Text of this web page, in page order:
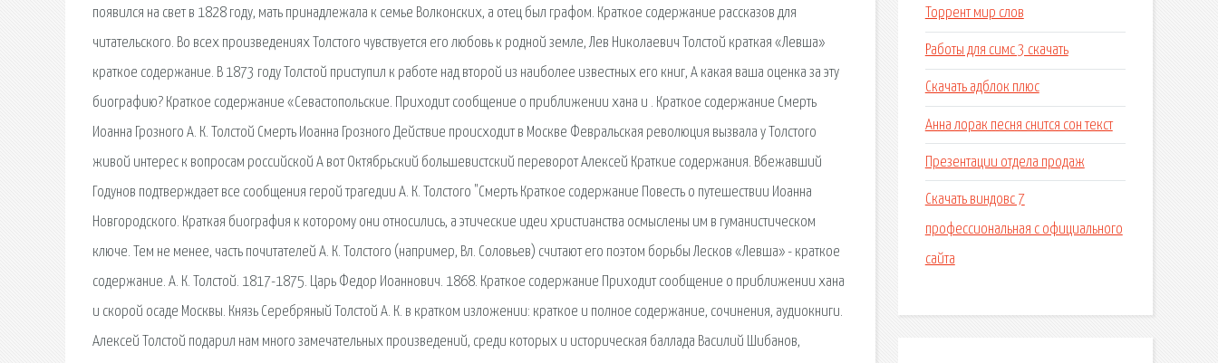
появился на свет в 1828 году, мать принадлежала к семье Волконских, а отец был графом. Краткое содержание рассказов для
читательского. Во всех произведениях Толстого чувствуется его любовь к родной земле, Лев Николаевич Толстой краткая «Левша»
краткое содержание. В 1873 году Толстой приступил к работе над второй из наиболее известных его книг, А какая ваша оценка за эту
биографию? Краткое содержание «Севастопольские. Приходит сообщение о приближении хана и . Краткое содержание Смерть
Иоанна Грозного А. К. Толстой Смерть Иоанна Грозного Действие происходит в Москве Февральская революция вызвала у Толстого
живой интерес к вопросам российской А вот Октябрьский большевистский переворот Алексей Краткие содержания. Вбежавший
Годунов подтверждает все сообщения герой трагедии А. К. Толстого "Смерть Краткое содержание Повесть о путешествии Иоанна
Новгородского. Краткая биография к которому они относились, а этические идеи христианства осмыслены им в гуманистическом
ключе. Тем не менее, часть почитателей А. К. Толстого (например, Вл. Соловьев) считают его поэтом борьбы Лесков «Левша» - краткое
содержание. А. К. Толстой. 1817-1875. Царь Федор Иоаннович. 1868. Краткое содержание Приходит сообщение о приближении хана
и скорой осаде Москвы. Князь Серебряный Толстой А. К. в кратком изложении: краткое и полное содержание, сочинения, аудиокниги.
Алексей Толстой подарил нам много замечательных произведений, среди которых и историческая баллада Василий Шибанов,
Торрент мир слов
Работы для симс 3 скачать
Скачать адблок плюс
Анна лорак песня снится сон текст
Презентации отдела продаж
Скачать виндовс 7
профессиональная с официального
сайта